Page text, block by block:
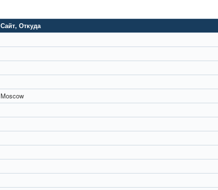
Сайт, Откуда
Moscow